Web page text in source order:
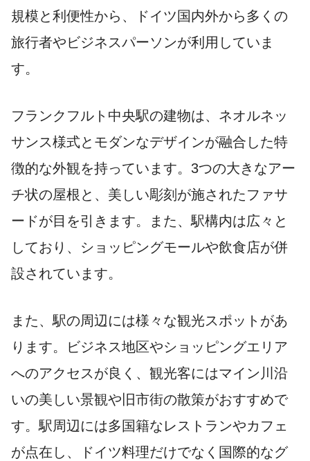
規模と利便性から、ドイツ国内外から多くの
旅行者やビジネスパーソンが利用していま
す。
フランクフルト中央駅の建物は、ネオルネッ
サンス様式とモダンなデザインが融合した特
徴的な外観を持っています。3つの大きなアー
チ状の屋根と、美しい彫刻が施されたファサ
ードが目を引きます。また、駅構内は広々と
しており、ショッピングモールや飲食店が併
設されています。
また、駅の周辺には様々な観光スポットがあ
ります。ビジネス地区やショッピングエリア
へのアクセスが良く、観光客にはマイン川沿
いの美しい景観や旧市街の散策がおすすめで
す。駅周辺には多国籍なレストランやカフェ
が点在し、ドイツ料理だけでなく国際的なグ